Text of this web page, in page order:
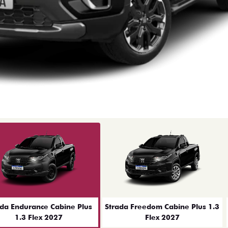
Endurance Cabine Plus
1.3 Flex 2027
Strada Freedom Cabine Plus 1.3
Flex 2027